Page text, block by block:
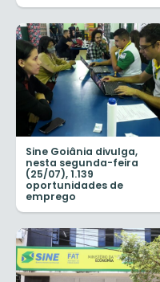
Sine Goiânia divulga,
nesta segunda-feira
(25/07), 1.139
oportunidades de
emprego